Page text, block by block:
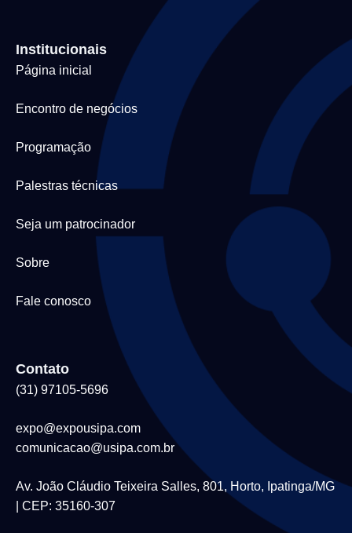
Institucionais
Página inicial
Encontro de negócios
Programação
Palestras técnicas
Seja um patrocinador
Sobre
Fale conosco
Contato
(31) 97105-5696
expo@expousipa.com
comunicacao@usipa.com.br
Av. João Cláudio Teixeira Salles, 801, Horto, Ipatinga/MG
| CEP: 35160-307